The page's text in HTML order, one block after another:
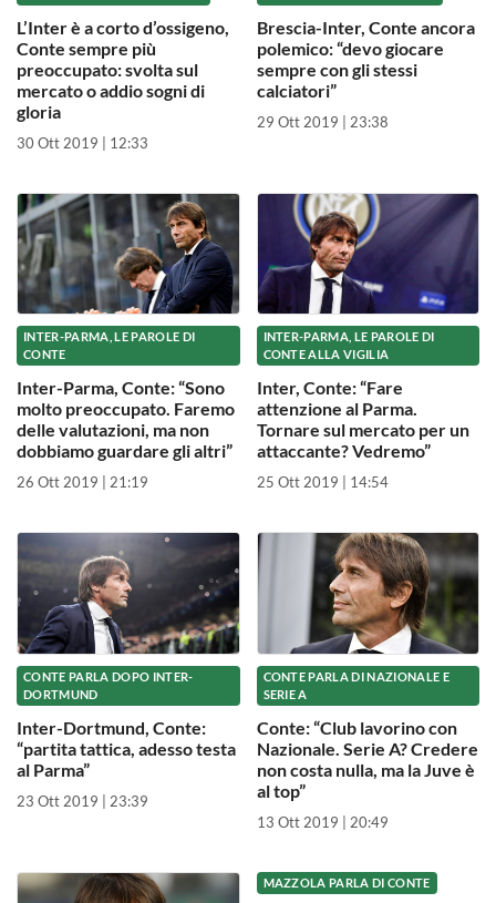
L’Inter è a corto d’ossigeno,
Conte sempre più
preoccupato: svolta sul
mercato o addio sogni di
gloria
30 Ott 2019 | 12:33
Brescia-Inter, Conte ancora
polemico: “devo giocare
sempre con gli stessi
calciatori”
29 Ott 2019 | 23:38
INTER-PARMA, LE PAROLE DI
CONTE
Inter-Parma, Conte: “Sono
molto preoccupato. Faremo
delle valutazioni, ma non
dobbiamo guardare gli altri”
26 Ott 2019 | 21:19
INTER-PARMA, LE PAROLE DI
CONTE ALLA VIGILIA
Inter, Conte: “Fare
attenzione al Parma.
Tornare sul mercato per un
attaccante? Vedremo”
25 Ott 2019 | 14:54
CONTE PARLA DOPO INTER-
DORTMUND
Inter-Dortmund, Conte:
“partita tattica, adesso testa
al Parma”
23 Ott 2019 | 23:39
CONTE PARLA DI NAZIONALE E
SERIE A
Conte: “Club lavorino con
Nazionale. Serie A? Credere
non costa nulla, ma la Juve è
al top”
13 Ott 2019 | 20:49
MAZZOLA PARLA DI CONTE